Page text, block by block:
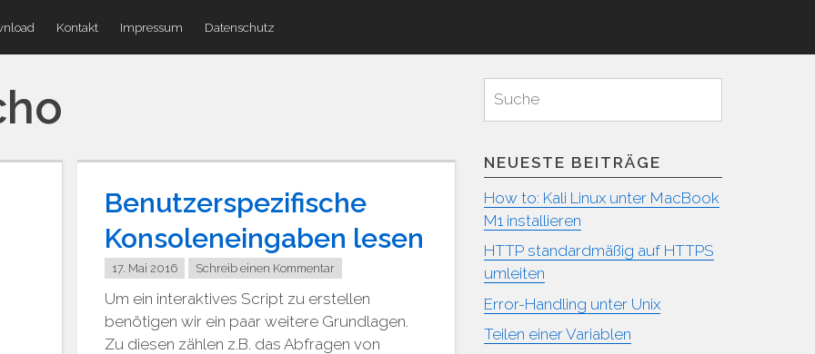
Kontakt Impressum Datenschutz
Benutzerspezifische
Konsoleneingaben lesen
17. Mai 2016 Schreib einen Kommentar
Um ein interaktives Script zu erstellen
benötigen wir ein paar weitere Grundlagen.
Zu diesen zählen z.B. das Abfragen von
für:
Suchen
NEUESTE BEITRÄGE
How to: Kali Linux unter MacBook
M1 installieren
HTTP standardmäßig auf HTTPS
umleiten
Error-Handling unter Unix
Teilen einer Variablen